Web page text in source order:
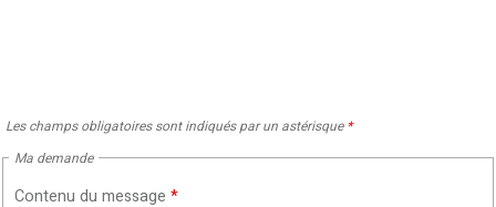
Les champs obligatoires sont indiqués par un astérisque *
Ma demande
Contenu du message *